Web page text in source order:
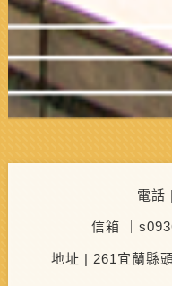
電話
信箱 ｜
地址 | 261宜蘭縣